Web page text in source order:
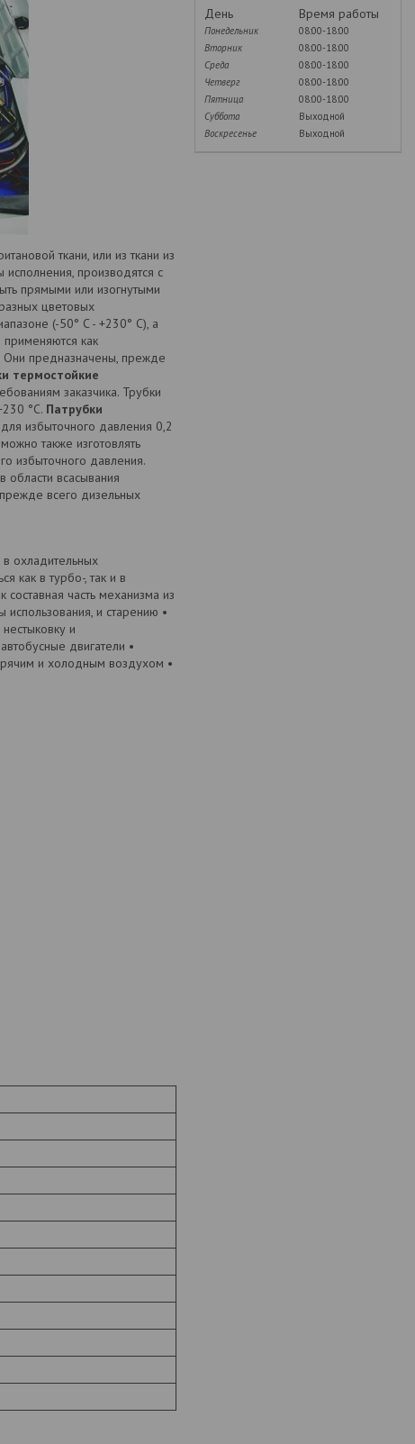
ткани, или из ткани из
производятся с
прямыми или изогнутыми
цветовых
(-50° C - +230° C), а
применяются как
Они предназначены, прежде
термостойкие
заказчика. Трубки
°C. Патрубки
избыточного давления 0,2
также изготовлять
избыточного давления.
всасывания
всего дизельных
охладительных
как в турбо-, так и в
часть механизма из
и старению •
и
двигатели •
и холодным воздухом •
День
Время работы
Понедельник
08:00-18:00
Вторник
08:00-18:00
Среда
08:00-18:00
Четверг
08:00-18:00
Пятница
08:00-18:00
Суббота
Выходной
Воскресенье
Выходной